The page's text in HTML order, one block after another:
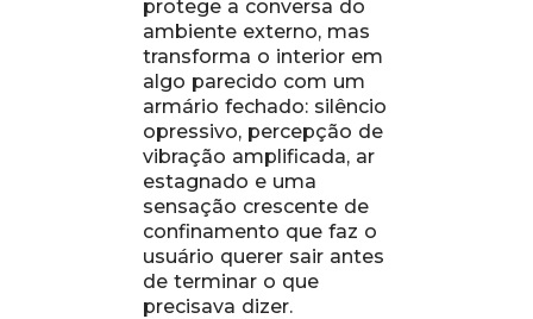
protege a conversa do
ambiente externo, mas
transforma o interior em
algo parecido com um
armário fechado: silêncio
opressivo, percepção de
vibração amplificada, ar
estagnado e uma
sensação crescente de
confinamento que faz o
usuário querer sair antes
de terminar o que
precisava dizer.